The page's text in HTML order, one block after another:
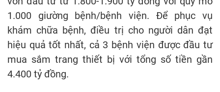
1.000 giường bệnh/bệnh viện. Để phục vụ
khám chữa bệnh, điều trị cho người dân đạt
hiệu quả tốt nhất, cả 3 bệnh viện được đầu tư
mua sắm trang thiết bị với tổng số tiền gần
4.400 tỷ đồng.